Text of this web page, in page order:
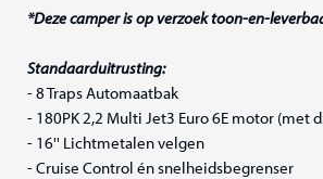
*Deze camper is op verzoek toon-en-
Standaarduitrusting:
- 8 Traps Automaatbak
- 180PK 2,2 Multi Jet3 Euro 6E motor
- 16'' Lichtmetalen velgen
- Cruise Control én snelheidsbegrenser